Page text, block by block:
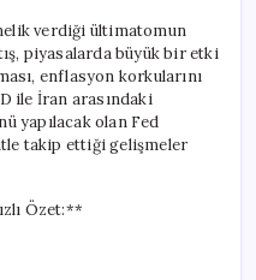
verdiği ültimatomun
piyasalarda büyük bir etki
enflasyon korkularını
ile İran arasındaki
yapılacak olan Fed
takip ettiği gelişmeler
Özet:**